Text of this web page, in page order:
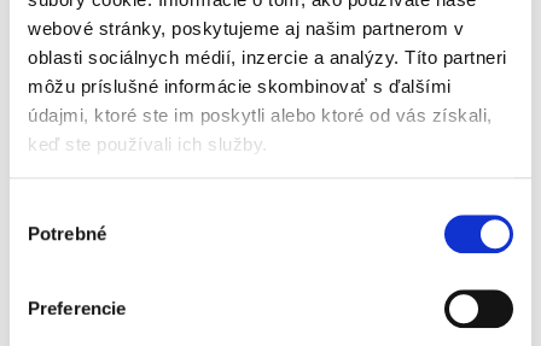
webové stránky, poskytujeme aj našim partnerom v
oblasti sociálnych médií, inzercie a analýzy. Títo partneri
môžu príslušné informácie skombinovať s ďalšími
údajmi, ktoré ste im poskytli alebo ktoré od vás získali,
keď ste používali ich služby.
súhlasu
Potrebné
Preferencie
Odporovateľnosť
právnych úkonov v
obchodnom práve
19,00 €